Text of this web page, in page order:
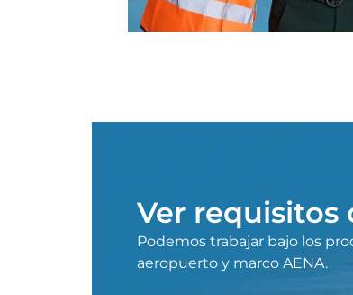
Ver requisitos
Podemos trabajar bajo los
aeropuerto y marco AENA.